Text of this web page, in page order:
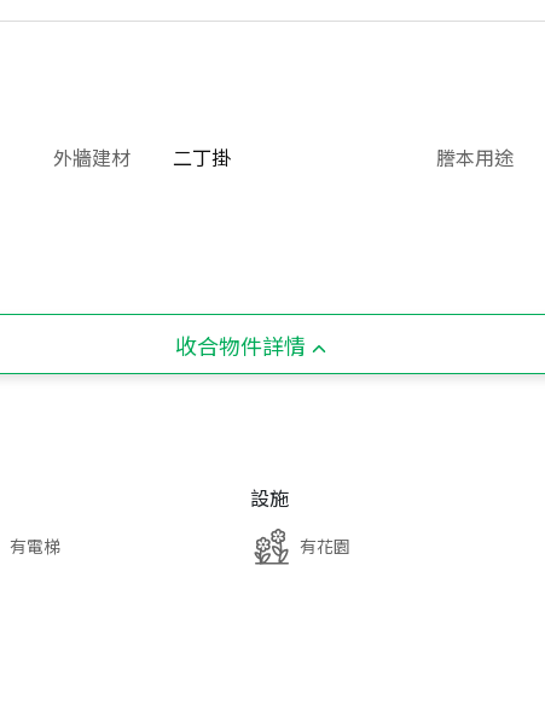
外牆建材 二丁掛 謄本用途
收合物件詳情
有電梯
設施
有花園